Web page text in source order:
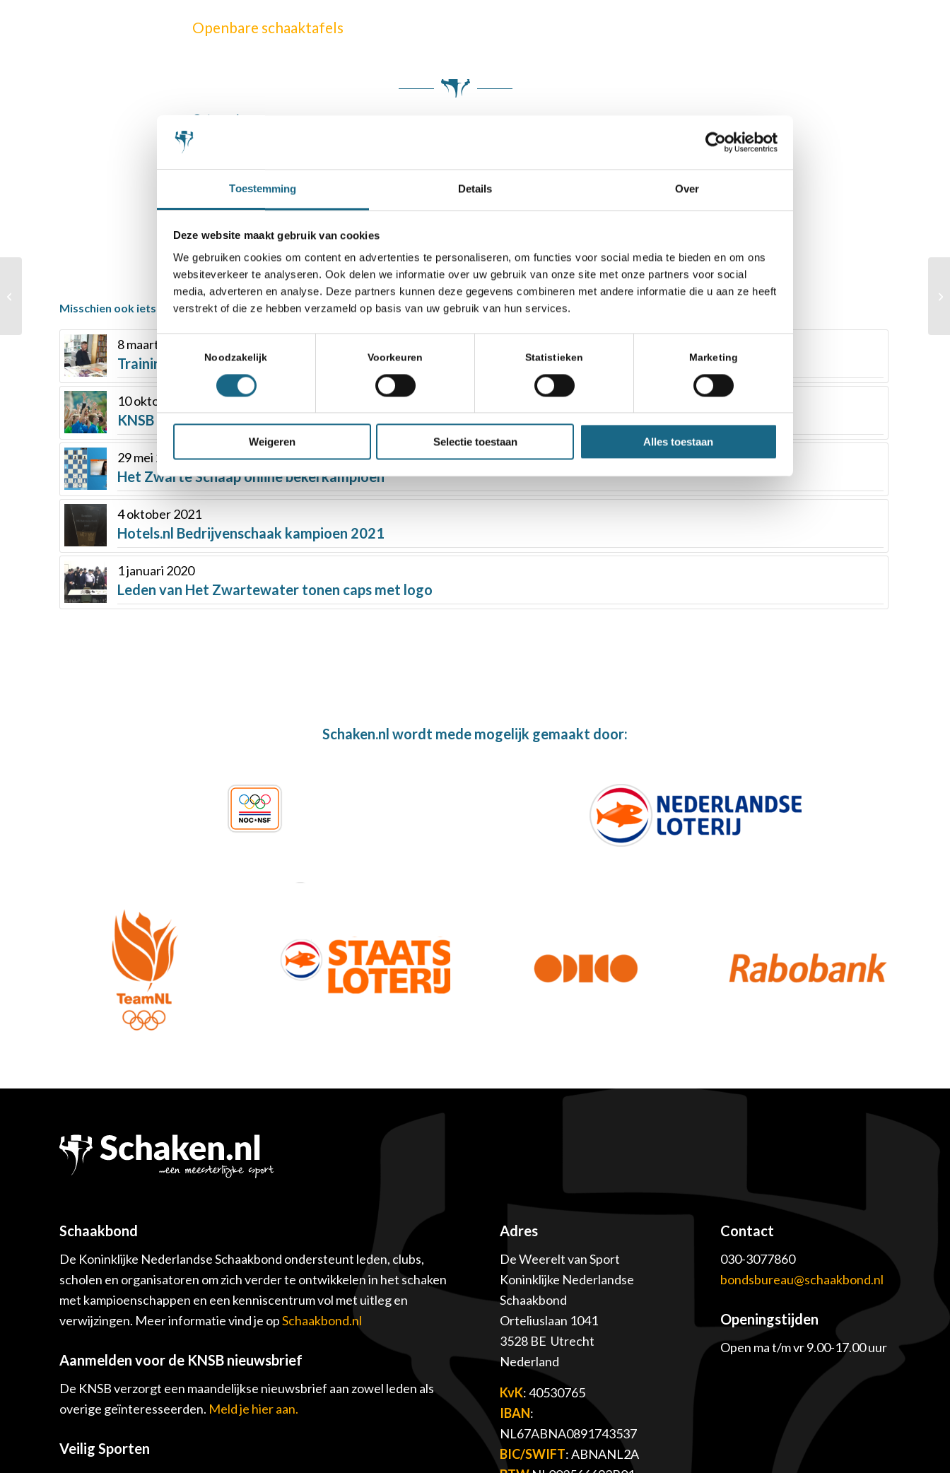
Toestemming Details Over
Deze website maakt gebruik van cookies
We gebruiken cookies om content en advertenties te personaliseren, om functies voor social media te bieden en om ons
websiteverkeer te analyseren. Ook delen we informatie over uw gebruik van onze site met onze partners voor social
media, adverteren en analyse. Deze partners kunnen deze gegevens combineren met andere informatie die u aan ze heeft
verstrekt of die ze hebben verzameld op basis van uw gebruik van hun services.
Toestemmingsselectie
Noodzakelijk Voorkeuren Statistieken Marketing
Weigeren Selectie toestaan Alles toestaan
Openbare schaaktafels
Categorie
Schaaknieuws
Deel dit stuk
Misschien ook iets voor u
8 maart 2022
Trainingen, workshops en boekenbeurs in MEC (maart)
10 oktober 2017
KNSB steunt Global Chess Foundation
29 mei 2021
Het Zwarte Schaap online bekerkampioen
4 oktober 2021
Hotels.nl Bedrijvenschaak kampioen 2021
1 januari 2020
Leden van Het Zwartewater tonen caps met logo
Schaken.nl wordt mede mogelijk gemaakt door:
Schaakbond
De Koninklijke Nederlandse Schaakbond ondersteunt leden, clubs,
scholen en organisatoren om zich verder te ontwikkelen in het schaken
met kampioenschappen en een kenniscentrum vol met uitleg en
verwijzingen. Meer informatie vind je opSchaakbond.nl
Aanmelden voor de KNSB nieuwsbrief
De KNSB verzorgt een maandelijkse nieuwsbrief aan zowel leden als
overige geïnteresseerden. Meld je hier aan.
Veilig Sporten
Adres
De Weerelt van Sport
Koninklijke Nederlandse
Schaakbond
Orteliuslaan 1041
3528 BE Utrecht
Nederland
KvK: 40530765
IBAN:
NL67ABNA0891743537
BIC/SWIFT: ABNANL2A
Contact
030-3077860
bondsbureau@schaakbond.nl
Openingstijden
Open ma t/m vr 9.00-17.00 uur
Schoonheidsprijs